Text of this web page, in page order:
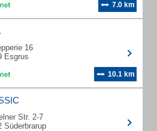
7.0 km
16
Esgrus
10.1 km
Str. 2-7
Süderbrarup